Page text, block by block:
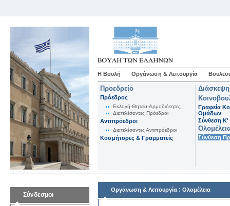
Η Βουλή Οργάνωση & Λειτουργία
Προεδρείο
Πρόεδρος
Εκλογή-Θητεία-Αρμοδιότητες
Διατελέσαντες Πρόεδροι
Αντιπρόεδροι
Διατελέσαντες Αντιπρόεδροι
Κοσμήτορες & Γραμματείς
Γραφεία
Ομάδων
Σύνθεση K'
Σύνθεση
Σύνδεσμοι
Οργάνωση & Λειτουργία : Ολομέλεια